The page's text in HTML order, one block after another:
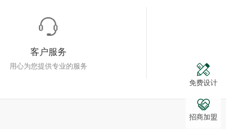
客户服务
用心为您提供专业的服务
免费设计
招商加盟